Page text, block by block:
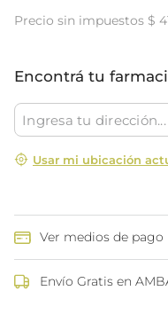
Precio sin impuestos $
Encontrá tu
Usar mi ubicación
Ver medios de pago
Envío Gratis en